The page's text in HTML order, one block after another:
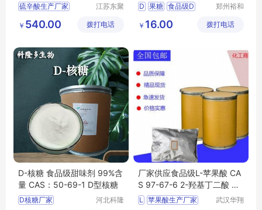
硫辛酸生产厂家
食品级硫辛酸厂家
江苏东聚
有限公司
￥ 540.00 拨打电话
D 果糖 食品级D
果糖生产厂家
左旋糖
郑州裕和
剂有限公
￥ 16.00 拨打电话
D-核糖 食品级甜味剂 99%含
量 CAS：50-69-1 D型核糖
D核糖厂家
河北科隆
厂家供应食品级L-苹果酸 CA
S 97-67-6 2-羟基丁二酸 酸
味剂
L 苹果酸生产厂家
武汉华翔